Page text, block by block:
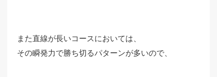
また直線が長いコースにおいては、
その瞬発力で勝ち切るパターンが多いので、